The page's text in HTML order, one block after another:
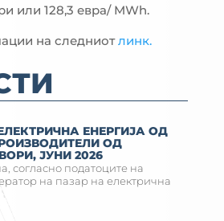
или 128,3 евра/ MWh.
на следниотлинк.
ЕНЕРГИЈА ОД
ОД
ЈУНИ 2026
согласно податоците на
на пазар на електрична